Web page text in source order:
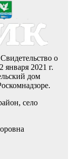
о
2021 г.
дом
село